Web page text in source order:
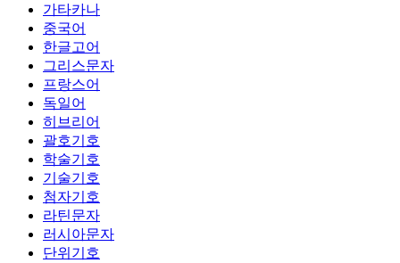
가타카나
중국어
한글고어
그리스문자
프랑스어
독일어
히브리어
괄호기호
학술기호
기술기호
첨자기호
라틴문자
러시아문자
단위기호